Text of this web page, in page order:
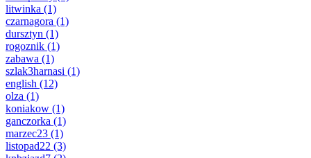
litwinka (1)
czarnagora (1)
dursztyn (1)
rogoznik (1)
zabawa (1)
szlak3harnasi (1)
english (12)
olza (1)
koniakow (1)
ganczorka (1)
marzec23 (1)
listopad22 (3)